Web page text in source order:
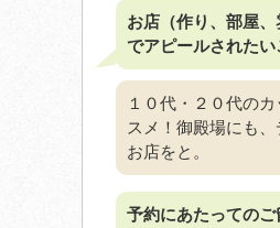
お店（作り、部屋、
でアピールされたい
１０代・２０代の
スメ！御殿場にも
お店をと。
予約にあたっての